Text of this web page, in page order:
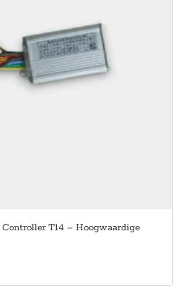
T14 – Hoogwaardige